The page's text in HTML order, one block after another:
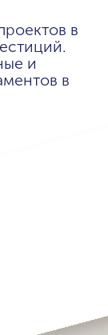
в
и
в